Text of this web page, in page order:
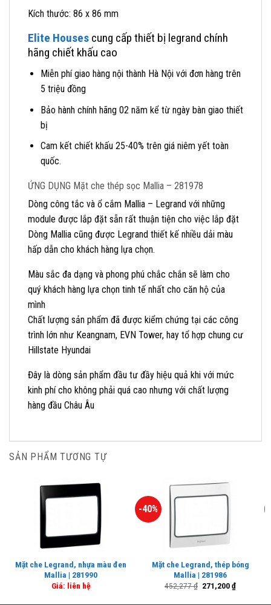
Kích thước: 86 x 86 mm
Elite Houses cung cấp thiết bị legrand chính
hãng chiết khấu cao
Miễn phí giao hàng nội thành Hà Nội với đơn hàng trên
5 triệu đồng
Bảo hành chính hãng 02 năm kể từ ngày bàn giao thiết
bị
Cam kết chiết khấu 25-40% trên giá niêm yết toàn
quốc.
ỨNG DỤNG Mặt che thép sọc Mallia – 281978
Dòng công tắc và ổ cắm Mallia – Legrand với những
module được lắp đặt sẵn rất thuận tiện cho việc lắp đặt
Dòng Mallia cũng được Legrand thiết kế nhiều dải màu
hấp dẫn cho khách hàng lựa chọn.
Màu sắc đa dạng và phong phú chắc chắn sẽ làm cho
quý khách hàng lựa chọn tinh tế nhất cho căn hộ của
mình
Chất lượng sản phẩm đã được kiểm chứng tại các công
trình lớn như Keangnam, EVN Tower, hay tổ hợp chung cư
Hillstate Hyundai
Đây là dòng sản phẩm đầu tư đầy hiệu quả khi với mức
kinh phí cho không phải quá cao nhưng với chất lượng
hàng đầu Châu Âu
SẢN PHẨM TƯƠNG TỰ
Mặt che Legrand, nhựa màu đen
Mallia | 281990
Giá: liên hệ
-40%
Mặt che Legrand, thép bóng
Mallia | 281986
452,277₫ Giá
271,200₫Giá